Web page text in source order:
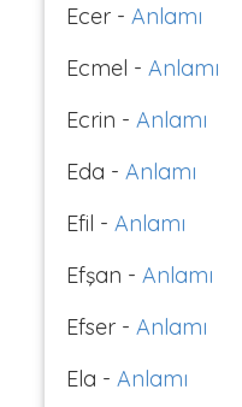
Ecer - Anlamı
Ecmel - Anlamı
Ecrin - Anlamı
Eda - Anlamı
Efil - Anlamı
Efşan - Anlamı
Efser - Anlamı
Ela - Anlamı